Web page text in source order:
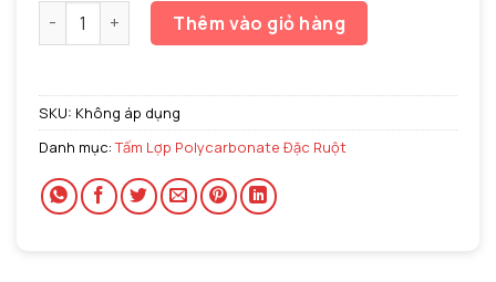
Tấm lợp polycarbonate đặc ruột 2.5mm Ultralite số lượng
Thêm vào giỏ hàng
SKU: Không áp dụng
Danh mục:Tấm Lợp Polycarbonate Đặc Ruột